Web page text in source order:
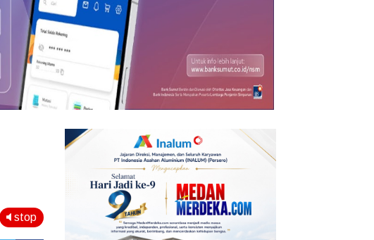
stop